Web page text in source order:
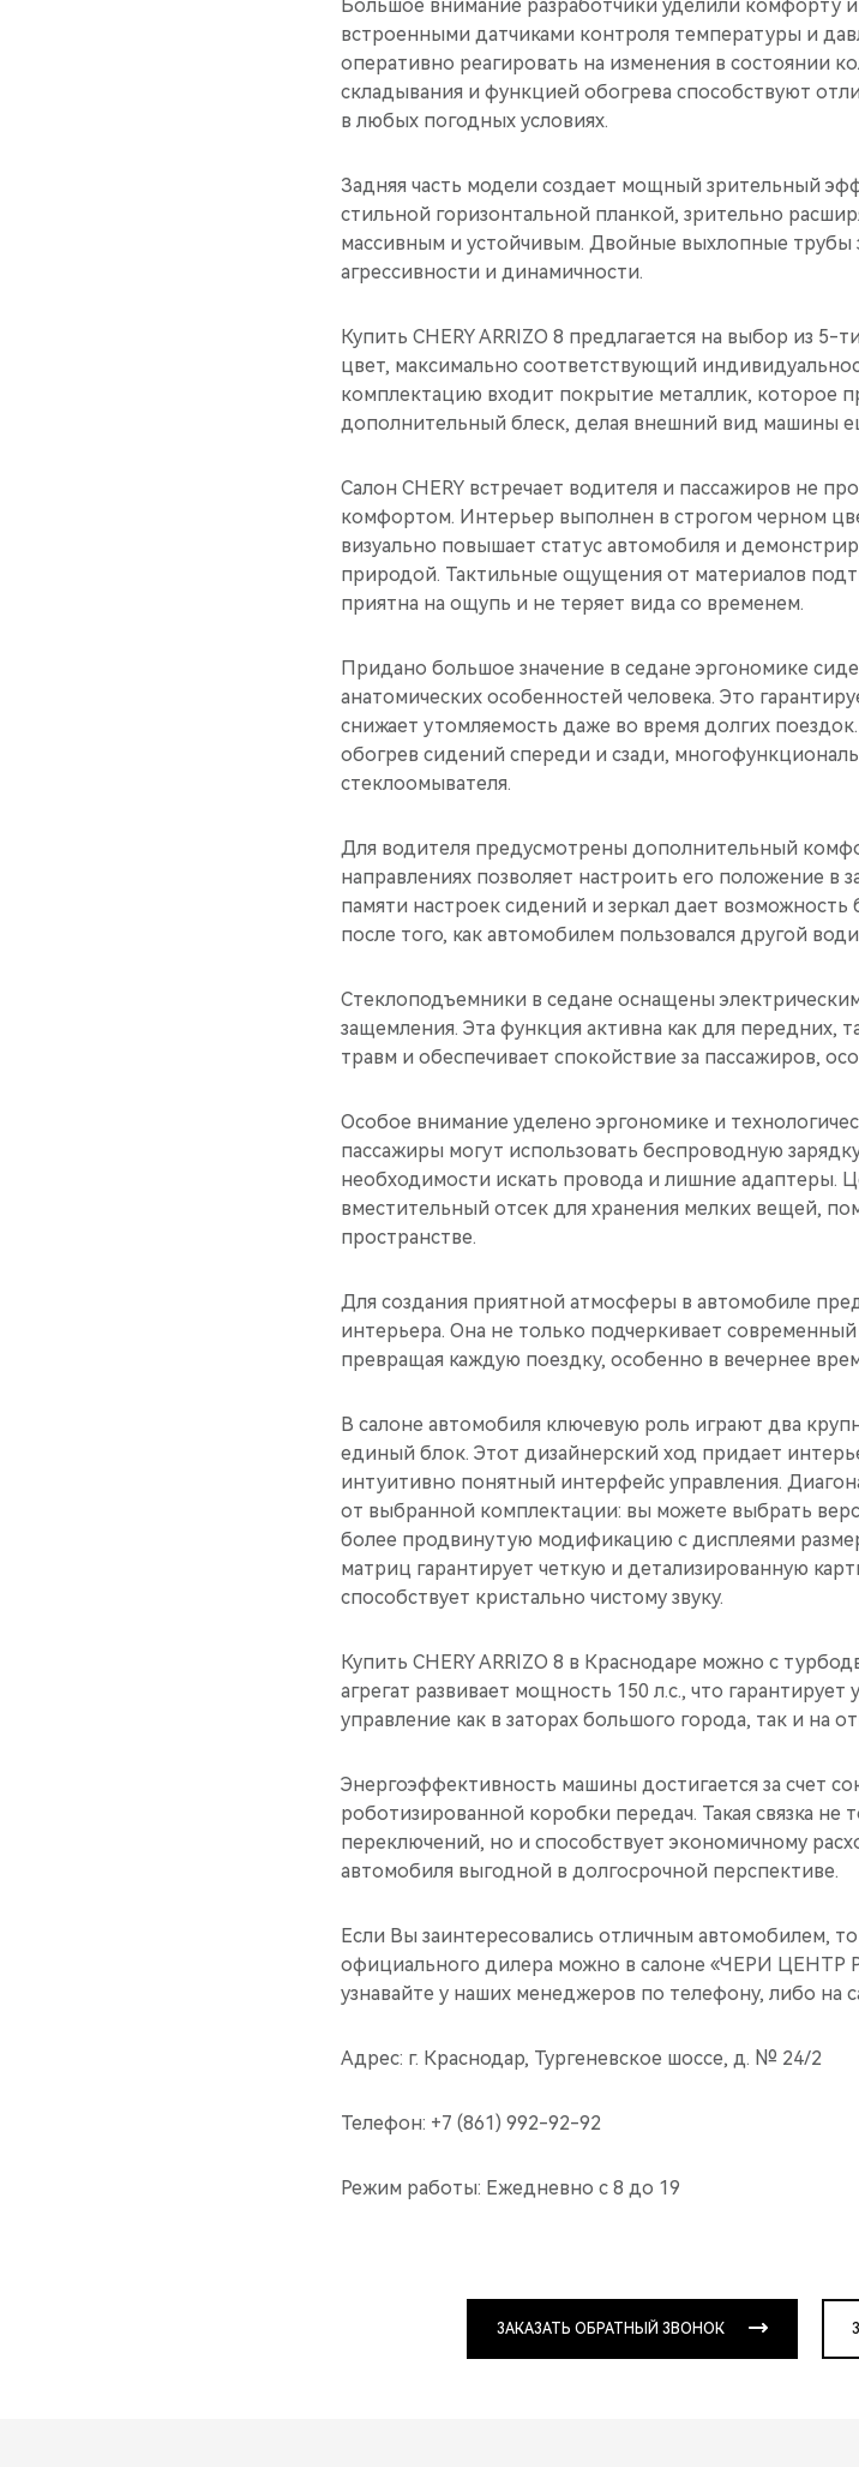
Большое внимание разработчики уделили комфорту
встроенными датчиками контроля температуры и
оперативно реагировать на изменения в состоянии
складывания и функцией обогрева способствуют
в любых погодных условиях.
Задняя часть модели создает мощный зрительный
стильной горизонтальной планкой, зрительно
массивным и устойчивым. Двойные выхлопные трубы
агрессивности и динамичности.
Купить CHERY ARRIZO 8 предлагается на выбор из
цвет, максимально соответствующий
комплектацию входит покрытие металлик, которое
дополнительный блеск, делая внешний вид машины
Салон CHERY встречает водителя и пассажиров не
комфортом. Интерьер выполнен в строгом черном
визуально повышает статус автомобиля и
природой. Тактильные ощущения от материалов
приятна на ощупь и не теряет вида со временем.
Придано большое значение в седане эргономике
анатомических особенностей человека. Это
снижает утомляемость даже во время долгих
обогрев сидений спереди и сзади,
стеклоомывателя.
Для водителя предусмотрены дополнительный
направлениях позволяет настроить его положение в
памяти настроек сидений и зеркал дает
после того, как автомобилем пользовался другой
Стеклоподъемники в седане оснащены
защемления. Эта функция активна как для передних,
травм и обеспечивает спокойствие за пассажиров,
Особое внимание уделено эргономике и
пассажиры могут использовать беспроводную
необходимости искать провода и лишние адаптеры.
вместительный отсек для хранения мелких вещей,
пространстве.
Для создания приятной атмосферы в автомобиле
интерьера. Она не только подчеркивает
превращая каждую поездку, особенно в вечернее
В салоне автомобиля ключевую роль играют два
единый блок. Этот дизайнерский ход придает
интуитивно понятный интерфейс управления.
от выбранной комплектации: вы можете выбрать
более продвинутую модификацию с дисплеями
матриц гарантирует четкую и детализированную
способствует кристально чистому звуку.
Купить CHERY ARRIZO 8 в Краснодаре можно с
агрегат развивает мощность 150 л.с., что
управление как в заторах большого города, так и на
Энергоэффективность машины достигается за счет
роботизированной коробки передач. Такая связка не
переключений, но и способствует экономичному
автомобиля выгодной в долгосрочной перспективе.
Если Вы заинтересовались отличным автомобилем, то
официального дилера можно в салоне «ЧЕРИ
узнавайте у наших менеджеров по телефону, либо на
Адрес: г. Краснодар, Тургеневское шоссе, д. № 24/2
Телефон: +7 (861) 992-92-92
Режим работы: Ежедневно с 8 до 19
ЗАКАЗАТЬ ОБРАТНЫЙ ЗВОНОК